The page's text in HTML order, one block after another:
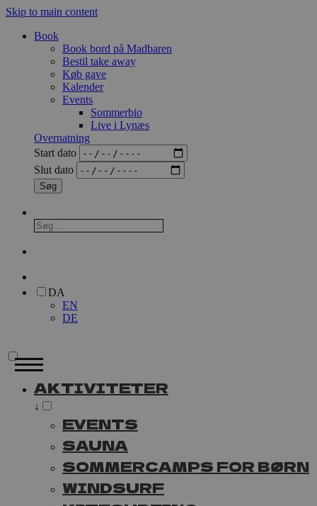
Skip to main content
Book
Book bord på Madbaren
Bestil take away
Køb gave
Kalender
Events
Sommerbio
Live i Lynæs
Overnatning
Start dato
Slut dato
DA
EN
DE
AKTIVITETER
↓
EVENTS
SAUNA
SOMMERCAMPS FOR BØRN
WINDSURF